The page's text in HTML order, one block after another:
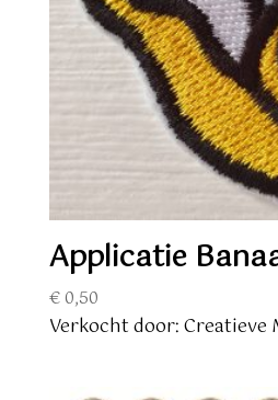
Applicatie
€0,50
Verkocht door: Creatieve